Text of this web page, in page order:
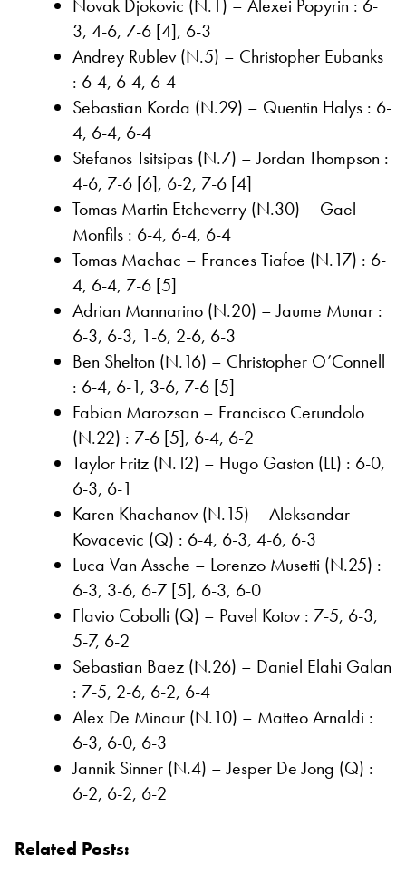
Novak Djokovic (N.1) – Alexei Popyrin : 6-
3, 4-6, 7-6 [4], 6-3
Andrey Rublev (N.5) – Christopher Eubanks
: 6-4, 6-4, 6-4
Sebastian Korda (N.29) – Quentin Halys : 6-
4, 6-4, 6-4
Stefanos Tsitsipas (N.7) – Jordan Thompson :
4-6, 7-6 [6], 6-2, 7-6 [4]
Tomas Martin Etcheverry (N.30) – Gael
Monfils : 6-4, 6-4, 6-4
Tomas Machac – Frances Tiafoe (N.17) : 6-
4, 6-4, 7-6 [5]
Adrian Mannarino (N.20) – Jaume Munar :
6-3, 6-3, 1-6, 2-6, 6-3
Ben Shelton (N.16) – Christopher O’Connell
: 6-4, 6-1, 3-6, 7-6 [5]
Fabian Marozsan – Francisco Cerundolo
(N.22) : 7-6 [5], 6-4, 6-2
Taylor Fritz (N.12) – Hugo Gaston (LL) : 6-0,
6-3, 6-1
Karen Khachanov (N.15) – Aleksandar
Kovacevic (Q) : 6-4, 6-3, 4-6, 6-3
Luca Van Assche – Lorenzo Musetti (N.25) :
6-3, 3-6, 6-7 [5], 6-3, 6-0
Flavio Cobolli (Q) – Pavel Kotov : 7-5, 6-3,
5-7, 6-2
Sebastian Baez (N.26) – Daniel Elahi Galan
: 7-5, 2-6, 6-2, 6-4
Alex De Minaur (N.10) – Matteo Arnaldi :
6-3, 6-0, 6-3
Jannik Sinner (N.4) – Jesper De Jong (Q) :
6-2, 6-2, 6-2
Related Posts: